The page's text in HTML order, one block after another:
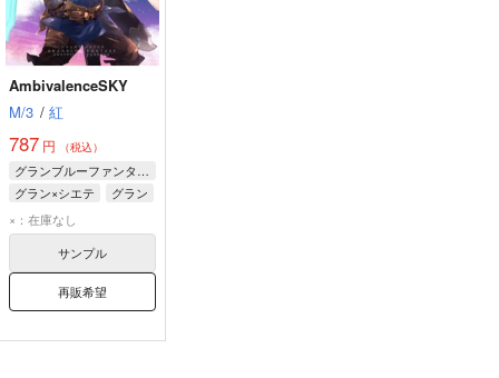
AmbivalenceSKY
M/3 / 紅
787 円 （税込）
グランブルーファンタジー
グラン×シエテ
グラン
シエテ
×：在庫なし
サンプル
再販希望